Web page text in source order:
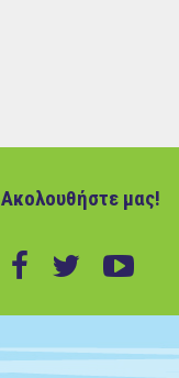
Ακολουθήστε μας!